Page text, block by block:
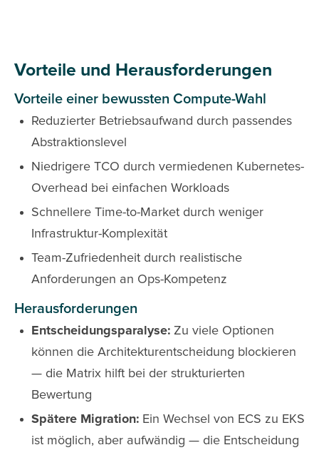
Vorteile und Herausforderungen
Vorteile einer bewussten Compute-Wahl
Reduzierter Betriebsaufwand durch passendes
Abstraktionslevel
Niedrigere TCO durch vermiedenen Kubernetes-
Overhead bei einfachen Workloads
Schnellere Time-to-Market durch weniger
Infrastruktur-Komplexität
Team-Zufriedenheit durch realistische
Anforderungen an Ops-Kompetenz
Herausforderungen
Entscheidungsparalyse: Zu viele Optionen
können die Architekturentscheidung blockieren
— die Matrix hilft bei der strukturierten
Bewertung
Spätere Migration: Ein Wechsel von ECS zu EKS
ist möglich, aber aufwändig — die Entscheidung